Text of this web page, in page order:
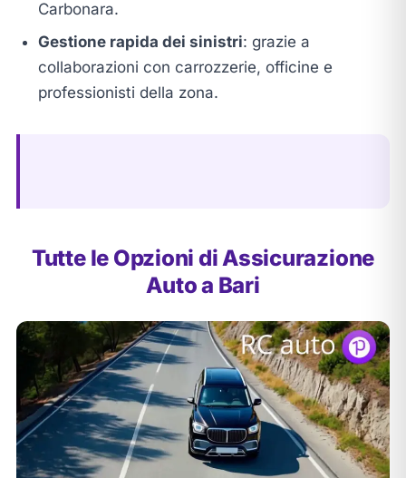
Carbonara.
Gestione rapida dei sinistri: grazie a
collaborazioni con carrozzerie, officine e
professionisti della zona.
Tutte le Opzioni di Assicurazione
Auto a Bari